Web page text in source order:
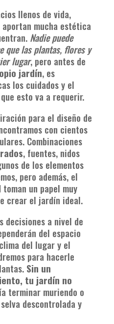
llenos de vida,
mucha estética
Nadie puede
que las plantas, flores y
lugar, pero antes de
jardín, es
los cuidados y el
esto va a requerir.
para el diseño de
con cientos
Combinaciones
, fuentes, nidos
de los elementos
pero además, el
un papel muy
crear el jardín ideal.
decisiones a nivel de
del espacio
del lugar y el
para hacerle
Sin un
tu jardín no
terminar muriendo o
descontrolada y